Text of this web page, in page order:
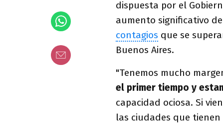
dispuesta por el
aumento significativo
contagios que se
Buenos Aires.
"Tenemos mucho
el primer tiempo y
capacidad ociosa. Si
las ciudades que